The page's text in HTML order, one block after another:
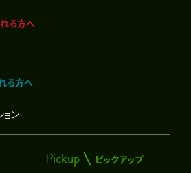
る方へ
る方へ
ン
Pickup ピックアップ